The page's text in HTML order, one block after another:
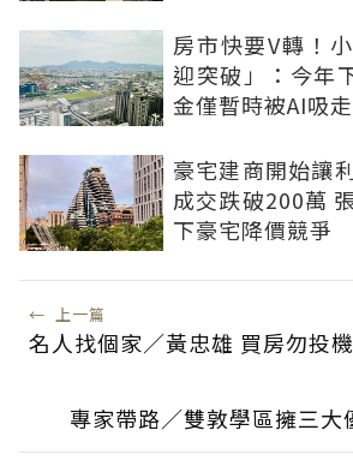
房市快要V轉！
迎突破」：今年
金僅暫時被AI吸走
豪宅建商開始讓
成交跌破200萬
下豪宅降價競爭
← 上一篇
名人找個家／黃忠雄 買房勿投機
專家帶路／雙敦學區擁三大